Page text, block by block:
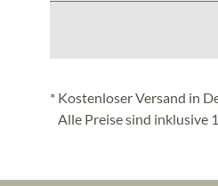
* Kostenloser Versand in
Alle Preise sind inklusive